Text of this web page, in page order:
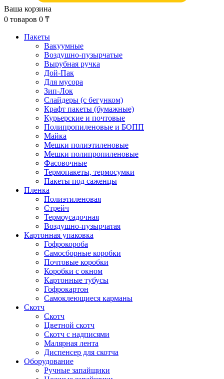
Ваша корзина
0 товаров 0 ₸
Пакеты
Вакуумные
Воздушно-пузырчатые
Вырубная ручка
Дой-Пак
Для мусора
Зип-Лок
Слайдеры (с бегунком)
Крафт пакеты (бумажные)
Курьерские и почтовые
Полипропиленовые и БОПП
Майка
Мешки полиэтиленовые
Мешки полипропиленовые
Фасовочные
Термопакеты, термосумки
Пакеты под саженцы
Пленка
Полиэтиленовая
Стрейч
Термоусадочная
Воздушно-пузырчатая
Картонная упаковка
Гофрокороба
Самосборные коробки
Почтовые коробки
Коробки с окном
Картонные тубусы
Гофрокартон
Самоклеющиеся карманы
Скотч
Скотч
Цветной скотч
Скотч с надписями
Малярная лента
Диспенсер для скотча
Оборудование
Ручные запайщики